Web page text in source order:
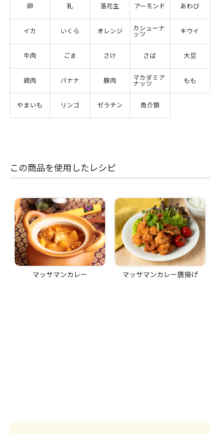
卵 乳 落花生 アーモンド あわび
イカ いくら オレンジ
カシューナ
ッツ
キウイ
牛肉 ごま さけ さば 大豆
鶏肉 バナナ 豚肉
マカダミア
ナッツ
もも
やまいも リンゴ ゼラチン 魚介類
この商品を使用したレシピ
マッサマンカレー マッサマンカレー唐揚げ